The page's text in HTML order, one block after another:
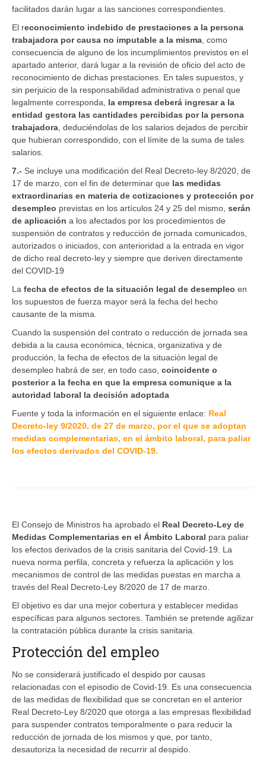
facilitados darán lugar a las sanciones correspondientes.
El reconocimiento indebido de prestaciones a la persona
trabajadora por causa no imputable a la misma , como
consecuencia de alguno de los incumplimientos previstos en el
apartado anterior, dará lugar a la revisión de oficio del acto de
reconocimiento de dichas prestaciones. En tales supuestos, y
sin perjuicio de la responsabilidad administrativa o penal que
legalmente corresponda, la empresa deberá ingresar a la
entidad gestora las cantidades percibidas por la persona
trabajadora , deduciéndolas de los salarios dejados de percibir
que hubieran correspondido, con el límite de la suma de tales
salarios.
7.- Se incluye una modificación del Real Decreto-ley 8/2020, de
17 de marzo, con el fin de determinar que las medidas
extraordinarias en materia de cotizaciones y protección por
desempleo previstas en los artículos 24 y 25 del mismo, serán
de aplicación a los afectados por los procedimientos de
suspensión de contratos y reducción de jornada comunicados,
autorizados o iniciados, con anterioridad a la entrada en vigor
de dicho real decreto-ley y siempre que deriven directamente
del COVID-19
La fecha de efectos de la situación legal de desempleo en
los supuestos de fuerza mayor será la fecha del hecho
causante de la misma.
Cuando la suspensión del contrato o reducción de jornada sea
debida a la causa económica, técnica, organizativa y de
producción, la fecha de efectos de la situación legal de
desempleo habrá de ser, en todo caso, coincidente o
posterior a la fecha en que la empresa comunique a la
autoridad laboral la decisión adoptada
Fuente y toda la información en el siguiente enlace: Real
Decreto-ley 9/2020, de 27 de marzo, por el que se adoptan
medidas complementarias, en el ámbito laboral, para paliar
los efectos derivados del COVID-19.
El Consejo de Ministros ha aprobado el Real Decreto-Ley de
Medidas Complementarias en el Ámbito Laboral para paliar
los efectos derivados de la crisis sanitaria del Covid-19. La
nueva norma perfila, concreta y refuerza la aplicación y los
mecanismos de control de las medidas puestas en marcha a
través del Real Decreto-Ley 8/2020 de 17 de marzo.
El objetivo es dar una mejor cobertura y establecer medidas
específicas para algunos sectores. También se pretende agilizar
la contratación pública durante la crisis sanitaria.
Protección del empleo
No se considerará justificado el despido por causas
relacionadas con el episodio de Covid-19. Es una consecuencia
de las medidas de flexibilidad que se concretan en el anterior
Real Decreto-Ley 8/2020 que otorga a las empresas flexibilidad
para suspender contratos temporalmente o para reducir la
reducción de jornada de los mismos y que, por tanto,
desautoriza la necesidad de recurrir al despido.